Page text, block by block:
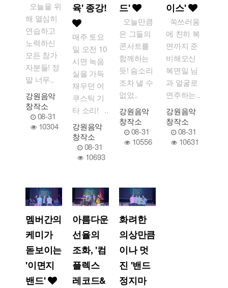
오늘을 위
해 열심히
연습하고
노력하신
모든 참가
자분들! 정
말 너무..
강원음악
창작소
08-31
10304
육' 종강!
매주 토요
일 오전 10
시면 녹음
실을 가득
채우던 어
쿠스틱 기
타 소리! ..
강원음악
창작소
08-31
10693
드'
오늘만큼
은 그들의
콘서트를
함께하는
듯! 숨소리
조차 낼 수
없었..
강원음악
창작소
08-31
10556
이스'
쑥쓰러움
에 친히 복
면까지 준
비해오신
복면일 님
과 얼굴로
연주하는..
강원음악
창작소
08-31
10631
멤버간의
케미가
돋보이는
'이면지
밴드'
아름다운
선율의
조화, '컴
플렉스
레코드&
화려한
의상만큼
이나 멋
진 '밴드
정지마